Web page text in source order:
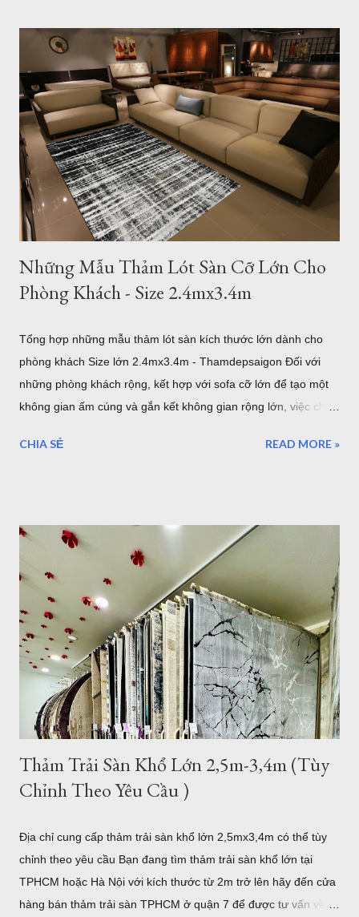
Những Mẫu Thảm Lót Sàn Cỡ Lớn Cho
Phòng Khách - Size 2.4mx3.4m
Tổng hợp những mẫu thảm lót sàn kích thước lớn dành cho
phòng khách Size lớn 2.4mx3.4m - Thamdepsaigon Đối với
những phòng khách rộng, kết hợp với sofa cỡ lớn để tạo một
không gian ấm cúng và gắn kết không gian rộng lớn, việc chọn
chiều dài 3.4m sẽ làm cho những thiết bị nội thất liền mạch,
kinh tế. Chính vì vậy, việc lựa chọn những bộ Thảm trải sàn -
Thảm lót sàn cho ghế sofa có kích thước lớn cho phòng khách
rộng. Đòi hỏi phải mang lại vẻ đẹp cho căn phòng, còn một
điều hết sức quan trọng đó chính là mang lại đẳng cấp thật sự
của chủ nhân. Mẫu thảm lót sàn cỡ lớn cho phòng khách
phòng ăn - Thảm Lông Xù -Thổ Nhĩ Kỳ kích thước 2,4mx3,4m
Mẫu thảm sofa phòng khách lớn mã F0003 . Xám trắng trọng
lượng trung bình hơn 3,2kg/m2, như vậy với kíc...
CHIA SẺ READ MORE »
Thảm Trải Sàn Khổ Lớn 2,5m-3,4m (Tùy
Chỉnh Theo Yêu Cầu )
Địa chỉ cung cấp thảm trải sàn khổ lớn 2,5mx3,4m có thể tùy
chỉnh theo yêu cầu Bạn đang tìm thảm trải sàn khổ lớn tại
TPHCM hoặc Hà Nội với kích thước từ 2m trở lên hãy đến cửa
hàng bán thảm trải sàn TPHCM ở quận 7 để được tư vấn về